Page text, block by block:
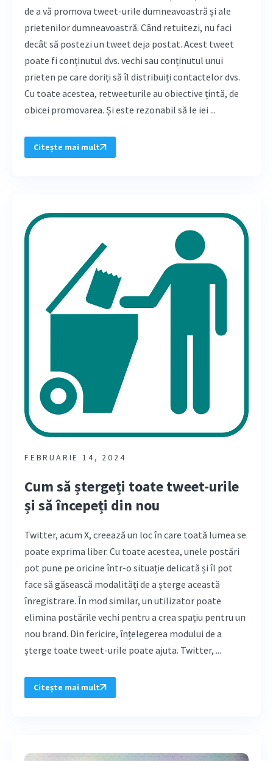
de a vă promova tweet-urile dumneavoastră și ale
prietenilor dumneavoastră. Când retuitezi, nu faci
decât să postezi un tweet deja postat. Acest tweet
poate fi conținutul dvs. vechi sau conținutul unui
prieten pe care doriți să îl distribuiți contactelor dvs.
Cu toate acestea, retweeturile au obiective țintă, de
obicei promovarea. Și este rezonabil să le iei ...
Citește mai mult
FEBRUARIE 14, 2024
Cum să ștergeți toate tweet-urile
și să începeți din nou
Twitter, acum X, creează un loc în care toată lumea se
poate exprima liber. Cu toate acestea, unele postări
pot pune pe oricine într-o situație delicată și îl pot
face să găsească modalități de a șterge această
înregistrare. În mod similar, un utilizator poate
elimina postările vechi pentru a crea spațiu pentru un
nou brand. Din fericire, înțelegerea modului de a
șterge toate tweet-urile poate ajuta. Twitter, ...
Citește mai mult